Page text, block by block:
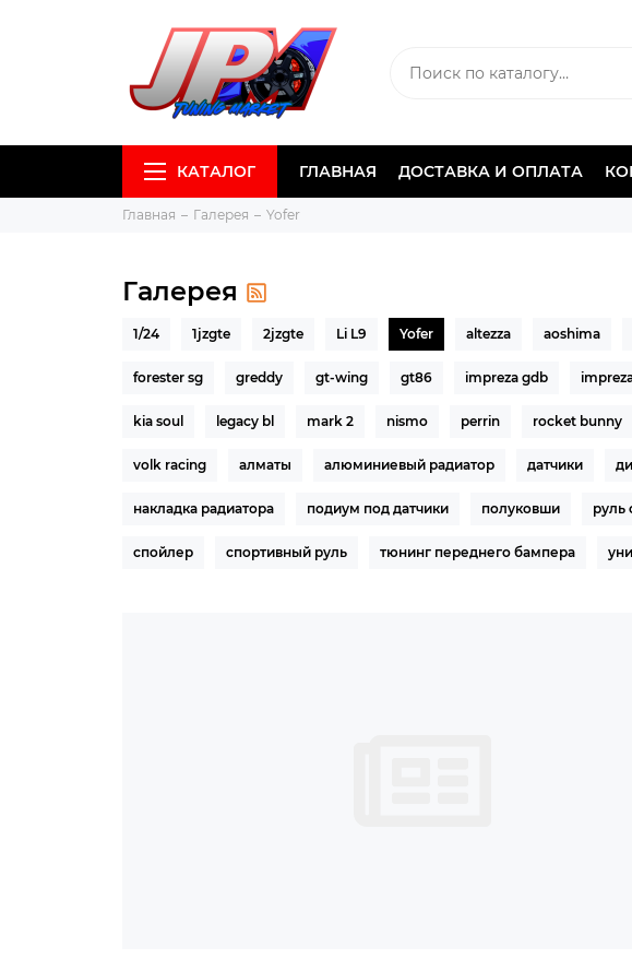
КАТАЛОГ ГЛАВНАЯ ДОСТАВКА И ОПЛАТА
Главная Галерея Yofer
Галерея
1/24 1jzgte 2jzgte Li L9 Yofer altezza aoshima
forester sg greddy gt-wing gt86 impreza gdb
kia soul legacy bl mark 2 nismo perrin rocket bunny
volk racing алматы алюминиевый радиатор датчики
накладка радиатора подиум под датчики полуковши руль
спойлер спортивный руль тюнинг переднего бампера